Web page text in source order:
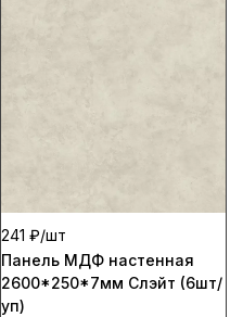
241 ₽/шт
Панель МДФ настенная
2600*250*7мм Слэйт (6шт/
уп)